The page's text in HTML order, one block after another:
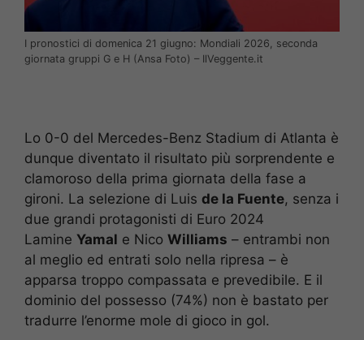
I pronostici di domenica 21 giugno: Mondiali 2026, seconda
giornata gruppi G e H (Ansa Foto) – IlVeggente.it
Lo 0-0 del Mercedes-Benz Stadium di Atlanta è
dunque diventato il risultato più sorprendente e
clamoroso della prima giornata della fase a
gironi. La selezione di Luis de la Fuente, senza i
due grandi protagonisti di Euro 2024
Lamine Yamal e Nico Williams – entrambi non
al meglio ed entrati solo nella ripresa – è
apparsa troppo compassata e prevedibile. E il
dominio del possesso (74%) non è bastato per
tradurre l’enorme mole di gioco in gol.